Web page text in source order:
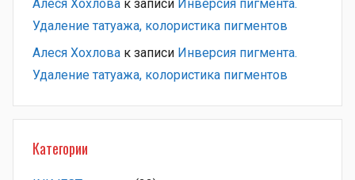
Алеся Хохлова к записи Инверсия пигмента.
Удаление татуажа, колористика пигментов
Алеся Хохлова к записи Инверсия пигмента.
Удаление татуажа, колористика пигментов
Категории